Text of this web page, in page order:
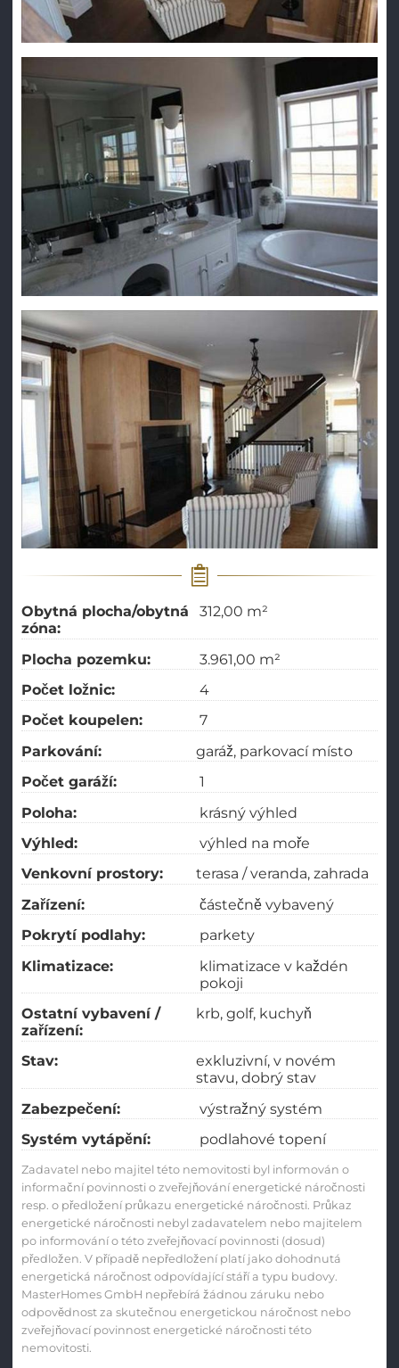
Obytná plocha/obytná
zóna:
312,00 m²
Plocha pozemku:
3.961,00 m²
Počet ložnic:
4
Počet koupelen:
7
Parkování:
garáž parkovací místo
Počet garáží:
1
Poloha:
krásný výhled
Výhled:
výhled na moře
Venkovní prostory:
terasa / veranda zahrada
Zařízení:
částečně vybavený
Pokrytí podlahy:
parkety
Klimatizace:
klimatizace v každén
pokoji
Ostatní vybavení /
zařízení:
krb golf kuchyň
Stav: exkluzivní v novém
stavu dobrý stav
Zabezpečení:
výstražný systém
Systém vytápění:
podlahové topení
Zadavatel nebo majitel této nemovitosti byl informován o
informační povinnosti o zveřejňování energetické náročnosti
resp. o předložení průkazu energetické náročnosti. Průkaz
energetické náročnosti nebyl zadavatelem nebo majitelem
po informování o této zveřejňovací povinnosti (dosud)
předložen. V případě nepředložení platí jako dohodnutá
energetická náročnost odpovídající stáří a typu budovy.
MasterHomes GmbH nepřebírá žádnou záruku nebo
odpovědnost za skutečnou energetickou náročnost nebo
zveřejňovací povinnost energetické náročnosti této
nemovitosti.